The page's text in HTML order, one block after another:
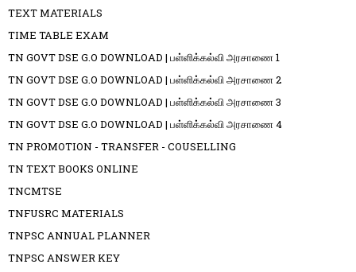
TEXT MATERIALS
TIME TABLE EXAM
TN GOVT DSE G.O DOWNLOAD | பள்ளிக்கல்வி அரசாணை 1
TN GOVT DSE G.O DOWNLOAD | பள்ளிக்கல்வி அரசாணை 2
TN GOVT DSE G.O DOWNLOAD | பள்ளிக்கல்வி அரசாணை 3
TN GOVT DSE G.O DOWNLOAD | பள்ளிக்கல்வி அரசாணை 4
TN PROMOTION - TRANSFER - COUSELLING
TN TEXT BOOKS ONLINE
TNCMTSE
TNFUSRC MATERIALS
TNPSC ANNUAL PLANNER
TNPSC ANSWER KEY